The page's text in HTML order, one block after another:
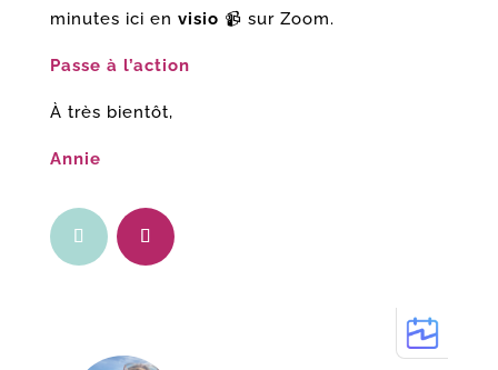
minutes ici en visio 📹 sur Zoom.
Passe à l’action
À très bientôt,
Annie